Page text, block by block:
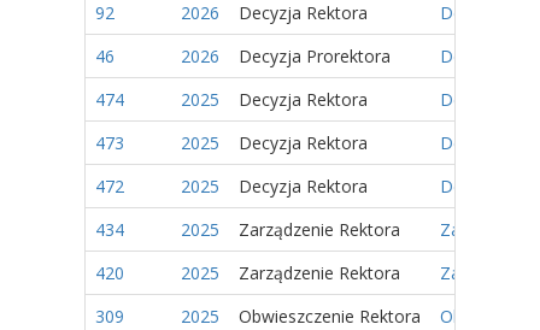
92
2026 Decyzja Rektora
Decyzja Nr
46
2026 Decyzja Prorektora
Decyzja Nr
474
2025 Decyzja Rektora
Decyzja Nr
473
2025 Decyzja Rektora
Decyzja Nr
472
2025 Decyzja Rektora
Decyzja Nr
434
2025 Zarządzenie Rektora
420
2025 Zarządzenie Rektora
309
2025 Obwieszczenie Rektora